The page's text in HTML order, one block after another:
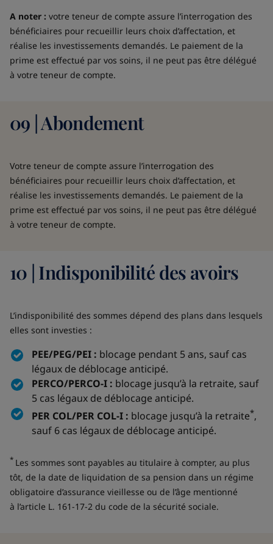
A noter : votre teneur de compte assure l’interrogation des
bénéficiaires pour recueillir leurs choix d’affectation, et
réalise les investissements demandés. Le paiement de la
prime est effectué par vos soins, il ne peut pas être délégué
à votre teneur de compte.
09 | Abondement
Votre teneur de compte assure l’interrogation des
bénéficiaires pour recueillir leurs choix d’affectation, et
réalise les investissements demandés. Le paiement de la
prime est effectué par vos soins, il ne peut pas être délégué
à votre teneur de compte.
10 | Indisponibilité des avoirs
L’indisponibilité des sommes dépend des plans dans lesquels
elles sont investies :
PEE/PEG/PEI : blocage pendant 5 ans, sauf cas
légaux de déblocage anticipé.
PERCO/PERCO-I : blocage jusqu’à la retraite, sauf
5 cas légaux de déblocage anticipé.
PER COL/PER COL-I : blocage jusqu’à la retraite*,
sauf 6 cas légaux de déblocage anticipé.
* Les sommes sont payables au titulaire à compter, au plus
tôt, de la date de liquidation de sa pension dans un régime
obligatoire d’assurance vieillesse ou de l’âge mentionné
à l’article L. 161-17-2 du code de la sécurité sociale.